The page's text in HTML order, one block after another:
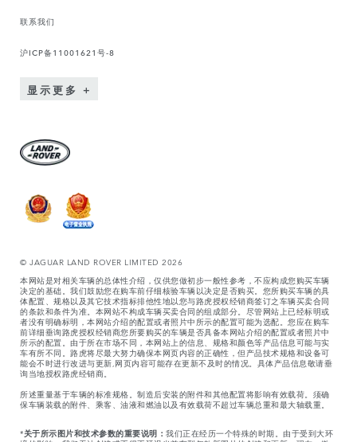
联系我们
沪ICP备11001621号-8
显示更多
© JAGUAR LAND ROVER LIMITED 2026
本网站是对相关车辆的总体性介绍，仅供您做初步一般性参考，不应构成您购买车辆
决定的基础。我们鼓励您在购车前仔细核验车辆以决定是否购买。您所购买车辆的具
体配置、规格以及其它技术指标排他性地以您与路虎授权经销商签订之车辆买卖合同
的条款和条件为准。本网站不构成车辆买卖合同的组成部分。尽管网站上已经标明或
者没有明确标明，本网站介绍的配置或者照片中所示的配置可能为选配。您应在购车
前详细垂询路虎授权经销商您所要购买的车辆是否具备本网站介绍的配置或者照片中
所示的配置。由于所在市场不同，本网站上的信息、规格和颜色等产品信息可能与实
车有所不同。路虎将尽最大努力确保本网页内容的正确性，但产品技术规格和设备可
能会不时进行改进与更新,网页内容可能存在更新不及时的情况。具体产品信息敬请垂
询当地授权路虎经销商。
所述重量基于车辆的标准规格。制造后安装的附件和其他配置将影响有效载荷。须确
保车辆装载的附件、乘客、油液和燃油以及有效载荷不超过车辆总重和最大轴载重。
*关于所示图片和技术参数的重要说明： 我们正在经历一个特殊的时期。由于受到大环